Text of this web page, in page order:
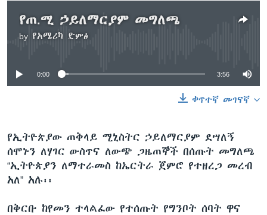
የጠ.ሚ ኃይለማርያም መግለጫ
by የአሜሪካ ድምፅ
No media source currently available
0:00 3:56
ቀጥተኛ መገናኛ
የኢትዮጵያው ጠቅላይ ሚኒስትር ኃይለማርያም ደሣለኝ
ሰሞኑን ለሃገር ውስጥና ለውጭ ጋዜጠኞች በሰጡት መግለጫ
“ኢትዮጵያን ለማተራመስ ከኤርትራ ጀምሮ የተዘረጋ መረብ
አለ” አሉ፡፡
በቅርቡ ከየመን ተላልፈው የተሰጡት የግንቦት ሰባት ዋና